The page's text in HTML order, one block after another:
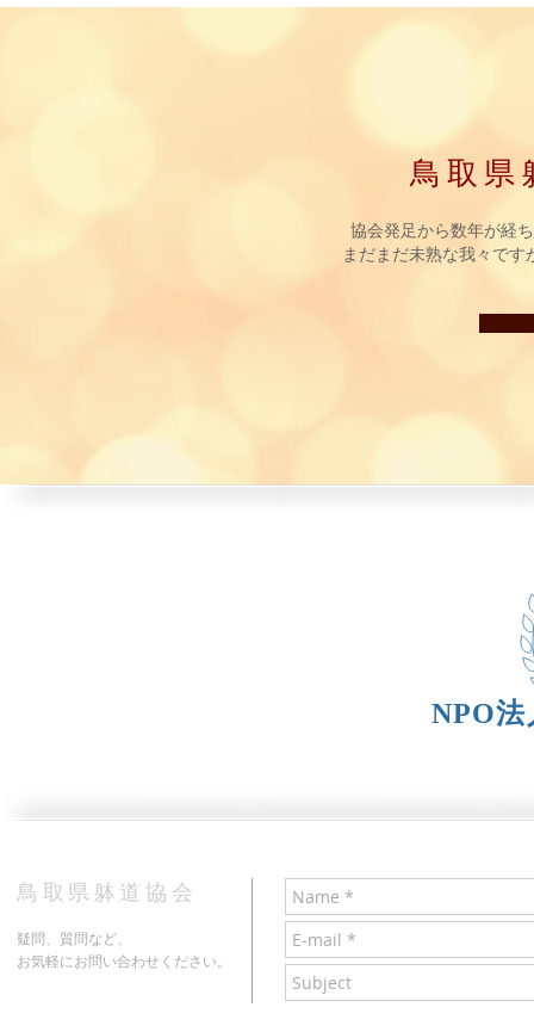
鳥取県
協会発足から数年が経
まだまだ未熟な我々で
NPO法
疑問、質問など、
お気軽にお問い合わせください。
​鳥取県躰道協会